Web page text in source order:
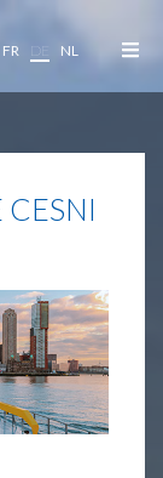
FR DE NL